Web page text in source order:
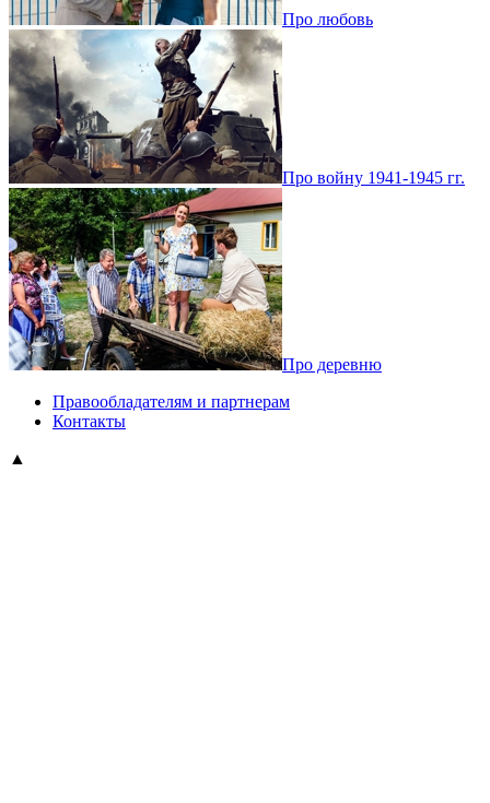
Про любовь
Про войну 1941-1945 гг.
Про деревню
Правообладателям и партнерам
Контакты
▲